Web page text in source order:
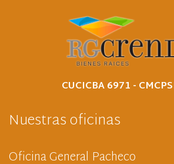
CUCICBA 6971 -
Nuestras oficinas
Oficina General Pacheco